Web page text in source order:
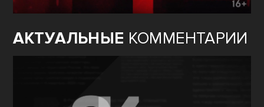
АКТУАЛЬНЫЕ КОММЕНТАРИИ